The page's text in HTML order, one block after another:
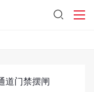
道门禁摆闸